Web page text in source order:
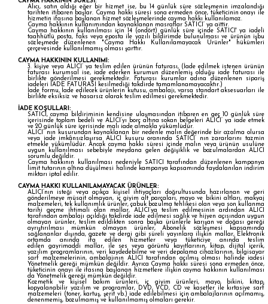
Alıcı, satın aldığı eğer bir hizmet ise, bu 14 günlük süre sözleşmenin imzalandığı
tarihten itibaren başlar. Cayma hakkı süresi sona ermeden önce, tüketicinin onayı ile
hizmetin ifasına başlanan hizmet sözleşmelerinde cayma hakkı kullanılamaz.
Cayma hakkının kullanımından kaynaklanan masraflar SATICI’ ya aittir.
Cayma hakkının kullanılması için 14 (ondört) günlük süre içinde SATICI' ya iadeli
taahhütlü posta, faks veya eposta ile yazılı bildirimde bulunulması ve ürünün işbu
sözleşmede düzenlenen "Cayma Hakkı Kullanılamayacak Ürünler" hükümleri
çerçevesinde kullanılmamış olması şarttır.
CAYMA HAKKININ KULLANIMI:
3. kişiye veya ALICI’ ya teslim edilen ürünün faturası, (İade edilmek istenen ürünün
faturası kurumsal ise, iade ederken kurumun düzenlemiş olduğu iade faturası ile
birlikte gönderilmesi gerekmektedir. Faturası kurumlar adına düzenlenen sipariş
iadeleri İADE FATURASI kesilmediği takdirde tamamlanamayacaktır.)
İade formu, İade edilecek ürünlerin kutusu, ambalajı, varsa standart aksesuarları ile
birlikte eksiksiz ve hasarsız olarak teslim edilmesi gerekmektedir.
İADE KOŞULLARI:
SATICI, cayma bildiriminin kendisine ulaşmasından itibaren en geç 10 günlük süre
içerisinde toplam bedeli ve ALICI’yı borç altına sokan belgeleri ALICI’ ya iade etmek
ve 20 günlük süre içerisinde malı iade almakla yükümlüdür.
ALICI’ nın kusurundan kaynaklanan bir nedenle malın değerinde bir azalma olursa
veya iade imkânsızlaşırsa ALICI kusuru oranında SATICI’ nın zararlarını tazmin
etmekle yükümlüdür. Ancak cayma hakkı süresi içinde malın veya ürünün usulüne
uygun kullanılması sebebiyle meydana gelen değişiklik ve bozulmalardan ALICI
sorumlu değildir.
Cayma hakkının kullanılması nedeniyle SATICI tarafından düzenlenen kampanya
limit tutarının altına düşülmesi halinde kampanya kapsamında faydalanılan indirim
miktarı iptal edilir.
CAYMA HAKKI KULLANILAMAYACAK ÜRÜNLER:
ALICI’nın isteği veya açıkça kişisel ihtiyaçları doğrultusunda hazırlanan ve geri
gönderilmeye müsait olmayan, iç giyim alt parçaları, mayo ve bikini altları, makyaj
malzemeleri, tek kullanımlık ürünler, çabuk bozulma tehlikesi olan veya son kullanma
tarihi geçme ihtimali olan mallar, ALICI’ya teslim edilmesinin ardından ALICI
tarafından ambalajı açıldığı takdirde iade edilmesi sağlık ve hijyen açısından uygun
olmayan ürünler, teslim edildikten sonra başka ürünlerle karışan ve doğası gereği
ayrıştırılması mümkün olmayan ürünler, Abonelik sözleşmesi kapsamında
sağlananlar dışında, gazete ve dergi gibi süreli yayınlara ilişkin mallar, Elektronik
ortamda anında ifa edilen hizmetler veya tüketiciye anında teslim
edilen gayrimaddi mallar, ile ses veya görüntü kayıtlarının, kitap, dijital içerik,
yazılım programlarının, veri kaydedebilme ve veri depolama cihazlarının, bilgisayar
sarf malzemelerinin, ambalajının ALICI tarafından açılmış olması halinde iadesi
Yönetmelik gereği mümkün değildir. Ayrıca Cayma hakkı süresi sona ermeden önce,
tüketicinin onayı ile ifasına başlanan hizmetlere ilişkin cayma hakkının kullanılması
da Yönetmelik gereği mümkün değildir.
Kozmetik ve kişisel bakım ürünleri, iç giyim ürünleri, mayo, bikini, kitap,
kopyalanabilir yazılım ve programlar, DVD, VCD, CD ve kasetler ile kırtasiye sarf
malzemeleri (toner, kartuş, şerit vb.) iade edilebilmesi için ambalajlarının açılmamış,
denenmemiş, bozulmamış ve kullanılmamış olmaları gerekir.